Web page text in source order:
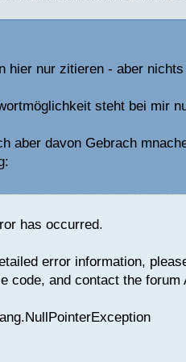
hier nur zitieren - aber
steht bei mir
aber davon Gebrach
has occurred.
error information,
code, and contact the forum